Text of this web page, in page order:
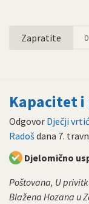
Zapratite 0
Kapacitet
Odgovor Dječji
Radošdana 7.
Djelomično
Poštovana, U
Blažena Hozana u